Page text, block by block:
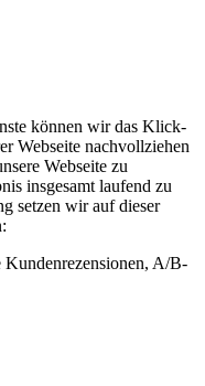
können wir das Klick-
Webseite nachvollziehen
Webseite zu
insgesamt laufend zu
setzen wir auf dieser
A/B-